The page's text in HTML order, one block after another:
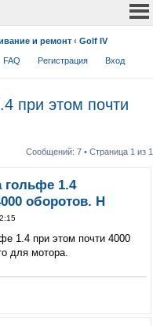
и ремонт ‹ Golf IV
FAQ Регистрация Вход
при этом почти
Сообщений: 7 • Страница 1 из 1
гольфе 1.4
оборотов. Н
1.4 при этом почти 4000
для мотора.